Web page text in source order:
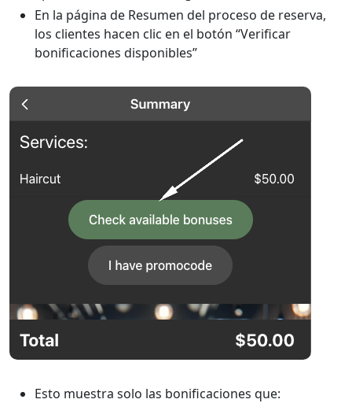
En la página de Resumen del proceso de reserva,
los clientes hacen clic en el botón “Verificar
bonificaciones disponibles”
Esto muestra solo las bonificaciones que: